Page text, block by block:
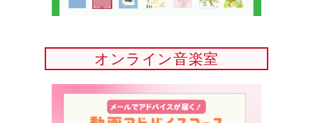
オンライン音楽室